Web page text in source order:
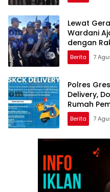
Lewat
Wardani
dengan
Berita 7
Polres
Delivery,
Rumah
Berita 7